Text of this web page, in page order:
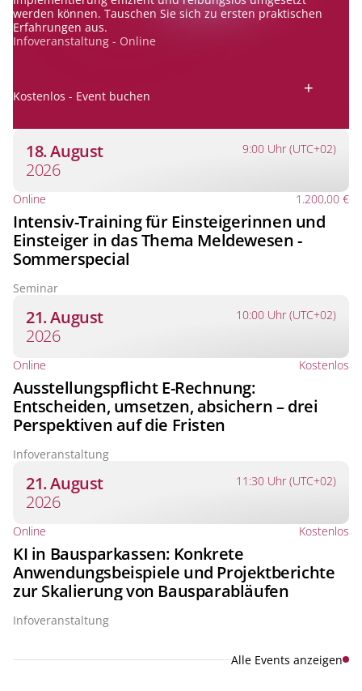
werden können. Tauschen Sie sich zu ersten praktischen
Erfahrungen aus.
Infoveranstaltung - Online
Kostenlos - Event buchen +
18. August
2026
9:00 Uhr (UTC+02)
Online 1.200,00 €
Intensiv-Training für Einsteigerinnen und
Einsteiger in das Thema Meldewesen -
Sommerspecial
Seminar
21. August
2026
10:00 Uhr (UTC+02)
Online Kostenlos
Ausstellungspflicht E-Rechnung:
Entscheiden, umsetzen, absichern – drei
Perspektiven auf die Fristen
Infoveranstaltung
21. August
2026
11:30 Uhr (UTC+02)
Online Kostenlos
KI in Bausparkassen: Konkrete
Anwendungsbeispiele und Projektberichte
zur Skalierung von Bausparabläufen
Infoveranstaltung
Alle Events anzeigen